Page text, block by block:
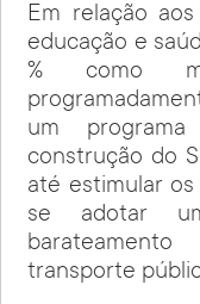
Em relação
educação e
% como
um
construção do
até estimular os
se adotar
transporte